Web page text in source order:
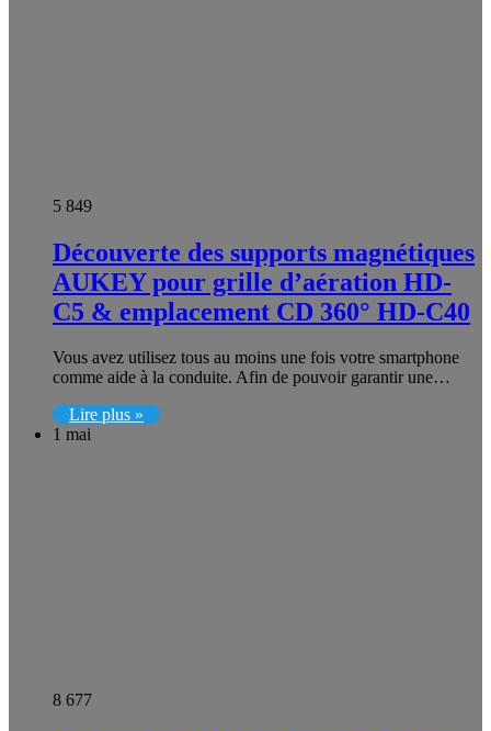
5 849
Découverte des supports magnétiques
AUKEY pour grille d’aération HD-
C5 & emplacement CD 360° HD-C40
Vous avez utilisez tous au moins une fois votre smartphone
comme aide à la conduite. Afin de pouvoir garantir une…
Lire plus »
1 mai
8 677